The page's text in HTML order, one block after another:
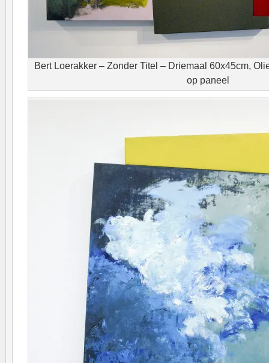
Bert Loerakker – Zonder Titel – Driemaal 60x45cm,
op paneel